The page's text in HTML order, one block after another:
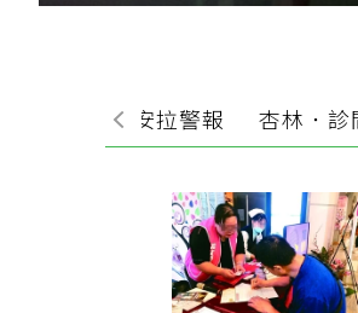
食安拉警報 杏林．診